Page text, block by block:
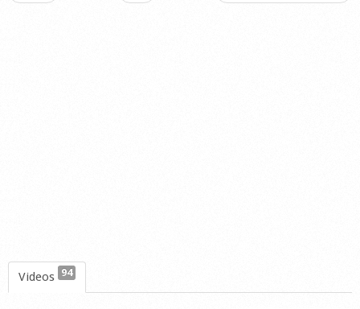
Videos 94